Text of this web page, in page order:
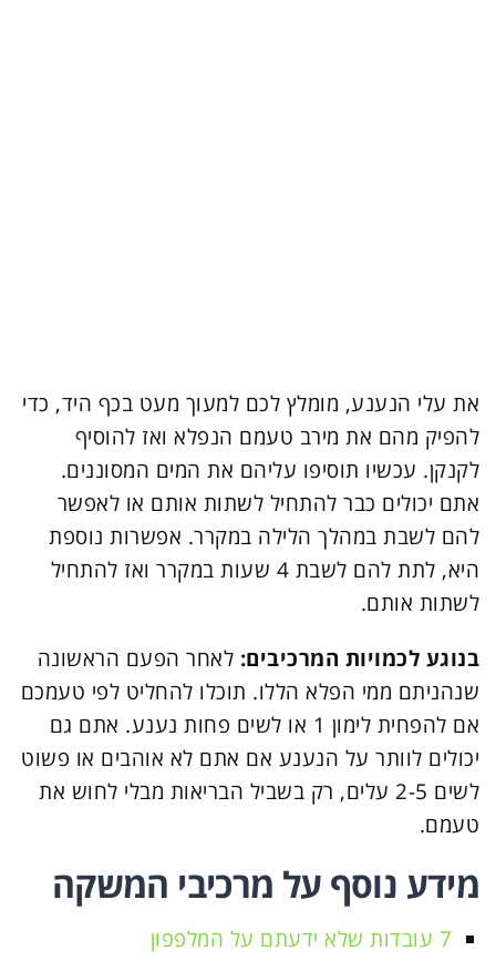
את עלי הנענע, מומלץ לכם למעוך מעט בכף היד, כדי
להפיק מהם את מירב טעמם הנפלא ואז להוסיף
לקנקן. עכשיו תוסיפו עליהם את המים המסוננים.
אתם יכולים כבר להתחיל לשתות אותם או לאפשר
להם לשבת במהלך הלילה במקרר. אפשרות נוספת
היא, לתת להם לשבת 4 שעות במקרר ואז להתחיל
לשתות אותם.
בנוגע לכמויות המרכיבים: לאחר הפעם הראשונה
שנהניתם ממי הפלא הללו. תוכלו להחליט לפי טעמכם
אם להפחית לימון 1 או לשים פחות נענע. אתם גם
יכולים לוותר על הנענע אם אתם לא אוהבים או פשוט
לשים 2-5 עלים, רק בשביל הבריאות מבלי לחוש את
טעמם.
מידע נוסף על מרכיבי המשקה
7 עובדות שלא ידעתם על המלפפון